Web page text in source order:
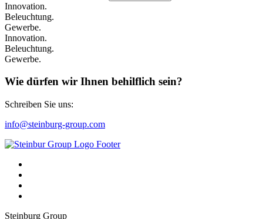
Innovation.
Beleuchtung.
Gewerbe.
Innovation.
Beleuchtung.
Gewerbe.
Wie dürfen wir Ihnen behilflich sein?
Schreiben Sie uns:
info@steinburg-group.com
Steinburg Group